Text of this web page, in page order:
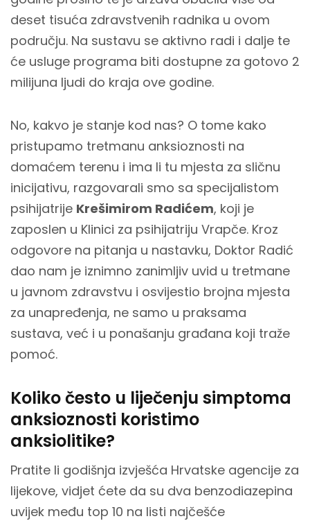
deset tisuća zdravstvenih radnika u ovom
području. Na sustavu se aktivno radi i dalje te
će usluge programa biti dostupne za gotovo 2
milijuna ljudi do kraja ove godine.
No, kakvo je stanje kod nas? O tome kako
pristupamo tretmanu anksioznosti na
domaćem terenu i ima li tu mjesta za sličnu
inicijativu, razgovarali smo sa specijalistom
psihijatrije Krešimirom Radićem, koji je
zaposlen u Klinici za psihijatriju Vrapče. Kroz
odgovore na pitanja u nastavku, Doktor Radić
dao nam je iznimno zanimljiv uvid u tretmane
u javnom zdravstvu i osvijestio brojna mjesta
za unapređenja, ne samo u praksama
sustava, već i u ponašanju građana koji traže
pomoć.
Koliko često u liječenju simptoma
anksioznosti koristimo
anksiolitike?
Pratite li godišnja izvješća Hrvatske agencije za
lijekove, vidjet ćete da su dva benzodiazepina
uvijek među top 10 na listi najčešće